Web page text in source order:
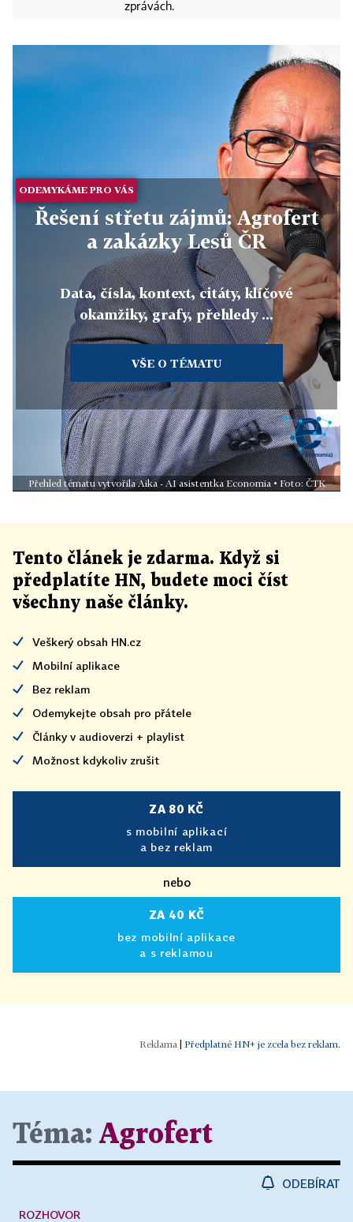
zprávách.
ODEMYKÁME PRO VÁS
Řešení střetu zájmů: Agrofert
a zakázky Lesů ČR
Data, čísla, kontext, citáty, klíčové
okamžiky, grafy, přehledy ...
VŠE O TÉMATU
Přehled tématu vytvořila Aika - AI asistentka Economia • Foto: ČTK
Tento článek je zdarma. Když si
předplatíte HN, budete moci číst
všechny naše články.
Veškerý obsah HN.cz
Mobilní aplikace
Bez reklam
Odemykejte obsah pro přátele
Články v audioverzi + playlist
Možnost kdykoliv zrušit
ZA 80 KČ
s mobilní aplikací
a bez reklam
nebo
ZA 40 KČ
bez mobilní aplikace
a s reklamou
Předplatné HN+ je zcela bez reklam.
Téma: Agrofert
ODEBÍRAT
ROZHOVOR